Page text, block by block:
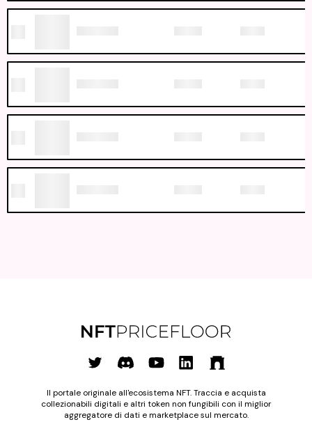
Il portale originale all'ecosistema NFT. Traccia e acquista
collezionabili digitali e altri token non fungibili con il miglior
aggregatore di dati e marketplace sul mercato.